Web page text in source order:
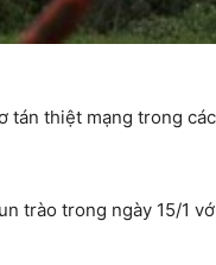
tán thiệt mạng trong
trào trong ngày 15/1